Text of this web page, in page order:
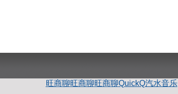
旺商聊旺商聊旺商聊QuickQ汽水音乐